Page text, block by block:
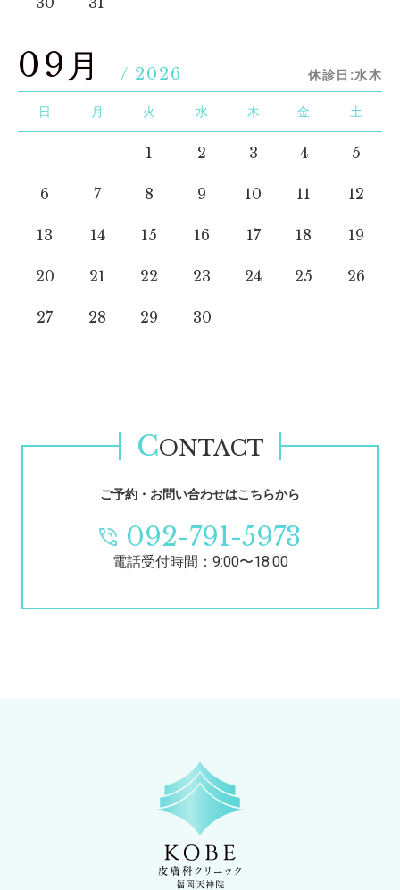
09月 / 2026 休診日:水木
日 月 火 水 木 金 土
1 2 3 4 5
6 7 8 9 10 11 12
13 14 15 16 17 18 19
20 21 22 23 24 25 26
27 28 29 30
CONTACT
ご予約・お問い合わせはこちらから
092-791-5973
電話受付時間：9:00〜18:00